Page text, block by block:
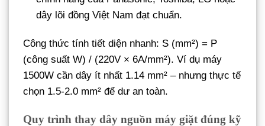
dây lõi đồng Việt Nam đạt chuẩn.
Công thức tính tiết diện nhanh: S (mm²) = P
(công suất W) / (220V × 6A/mm²). Ví dụ máy
1500W cần dây ít nhất 1.14 mm² – nhưng thực tế
chọn 1.5-2.0 mm² để dư an toàn.
Quy trình thay dây nguồn máy giặt đúng kỹ